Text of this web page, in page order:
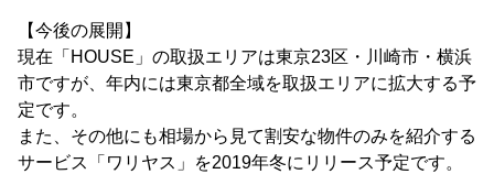
【今後の展開】
現在「HOUSE」の取扱エリアは東京23区・川崎市・横浜
市ですが、年内には東京都全域を取扱エリアに拡大する予
定です。
また、その他にも相場から見て割安な物件のみを紹介する
サービス「ワリヤス」を2019年冬にリリース予定です。